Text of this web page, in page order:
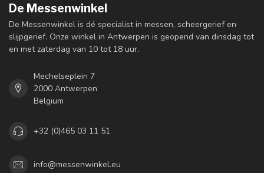
De Messenwinkel
De Messenwinkel is dé specialist in messen, scheergerief en
slijpgerief. Onze winkel in Antwerpen is geopend van dinsdag tot
en met zaterdag van 10 tot 18 uur.
Mechelseplein 7
2000 Antwerpen
Belgium
+32 (0)465 03 11 51
info@messenwinkel.eu